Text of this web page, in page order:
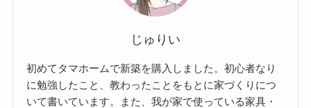
じゅりい
初めてタマホームで新築を購入しました。初心者なり
に勉強したこと、教わったことをもとに家づくりにつ
いて書いています。また、我が家で使っている家具・